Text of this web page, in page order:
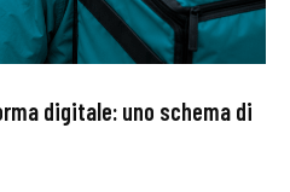
digitale: uno schema di